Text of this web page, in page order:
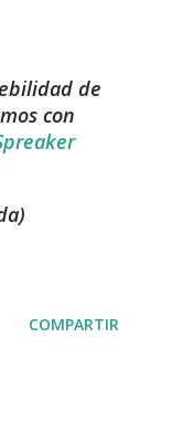
de
con
COMPARTIR